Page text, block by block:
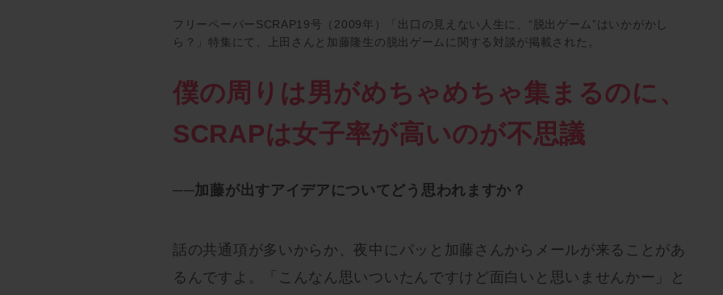
フリーペーパーSCRAP19号（2009年）「出口の見えない人生に、“脱出ゲーム”はいかがかし
ら？」特集にて、上田さんと加藤隆生の脱出ゲームに関する対談が掲載された。
僕の周りは男がめちゃめちゃ集まるのに、
SCRAPは女子率が高いのが不思議
──加藤が出すアイデアについてどう思われますか？
話の共通項が多いからか、夜中にパッと加藤さんからメールが来ることがあ
るんですよ。「こんなん思いついたんですけど面白いと思いませんかー」と